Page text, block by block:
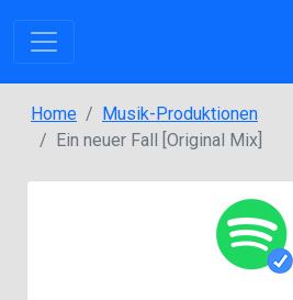
Home
Musik-Produktionen
Ein neuer Fall [Original Mix]